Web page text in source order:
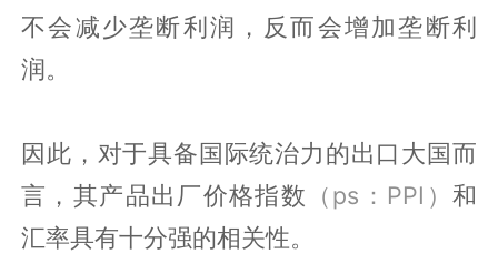
不会减少垄断利润，反而会增加垄断利
润。
因此，对于具备国际统治力的出口大国而
言，其产品出厂价格指数 （ps：PPI） 和
汇率具有十分强的相关性。